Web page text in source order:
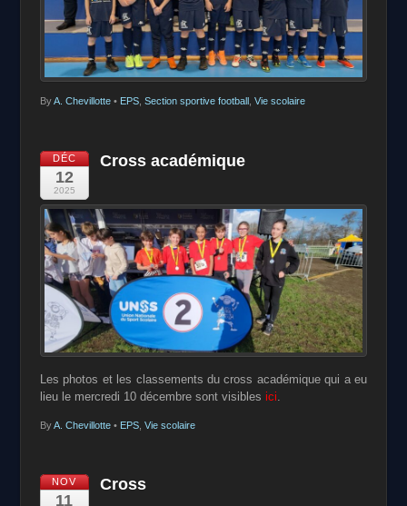
ByA. Chevillotte• EPS, Section sportive football Vie scolaire
DÉC
12
2025
Cross académique
Les photos et les classements du cross académique qui a eu
lieu le mercredi 10 décembre sont visibles ici.
ByA. Chevillotte• EPS, Vie scolaire
NOV
11
Cross